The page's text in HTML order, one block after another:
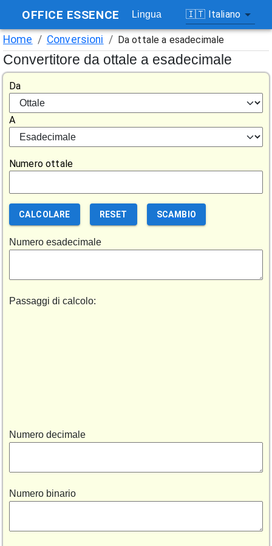
OFFICE ESSENCE Lingua 🇮🇹 Italiano
Home / Conversioni / Da ottale a esadecimale
Convertitore da ottale a esadecimale
Da
A
Numero ottale
CALCOLARE RESET SCAMBIO
Numero esadecimale
Passaggi di calcolo:
Numero decimale
Numero binario